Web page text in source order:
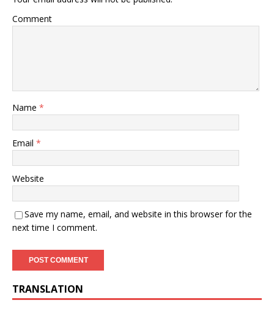
Comment
Name *
Email *
Website
Save my name, email, and website in this browser for the
next time I comment.
TRANSLATION